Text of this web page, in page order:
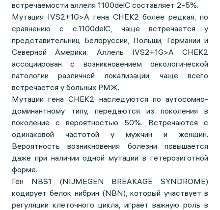
встречаемости аллеля 1100delC составляет 2-5%.
Мутация IVS2+1G>A гена CHEK2 более редкая, по
сравнению с c.1100delC, чаще встречается у
представительниц Белоруссии, Польши, Германии и
Северной Америки. Аллель IVS2+1G>A CHEK2
ассоциирован с возникновением онкологической
патологии различной локализации, чаще всего
встречается у больных РМЖ.
Мутации гена CHEK2 наследуются по аутосомно-
доминантному типу, передаются из поколения в
поколение с вероятностью 50%. Встречаются с
одинаковой частотой у мужчин и женщин.
Вероятность возникновения болезни повышается
даже при наличии одной мутации в гетерозиготной
форме.
Ген NBS1 (NIJMEGEN BREAKAGE SYNDROME)
кодирует белок нибрин (NBN), который участвует в
регуляции клеточного цикла, играет важную роль в